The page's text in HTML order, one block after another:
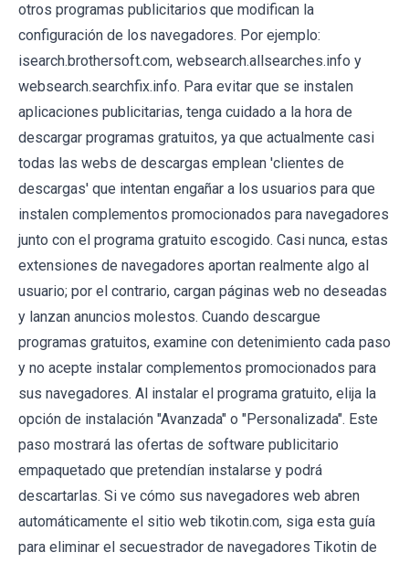
otros programas publicitarios que modifican la
configuración de los navegadores. Por ejemplo:
isearch.brothersoft.com, websearch.allsearches.info y
websearch.searchfix.info. Para evitar que se instalen
aplicaciones publicitarias, tenga cuidado a la hora de
descargar programas gratuitos, ya que actualmente casi
todas las webs de descargas emplean 'clientes de
descargas' que intentan engañar a los usuarios para que
instalen complementos promocionados para navegadores
junto con el programa gratuito escogido. Casi nunca, estas
extensiones de navegadores aportan realmente algo al
usuario; por el contrario, cargan páginas web no deseadas
y lanzan anuncios molestos. Cuando descargue
programas gratuitos, examine con detenimiento cada paso
y no acepte instalar complementos promocionados para
sus navegadores. Al instalar el programa gratuito, elija la
opción de instalación "Avanzada" o "Personalizada". Este
paso mostrará las ofertas de software publicitario
empaquetado que pretendían instalarse y podrá
descartarlas. Si ve cómo sus navegadores web abren
automáticamente el sitio web tikotin.com, siga esta guía
para eliminar el secuestrador de navegadores Tikotin de